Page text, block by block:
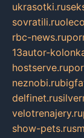
ukrasotki.ru
sovratili.ru
rbc-news.ru
13autor-
hostserve.ru
neznobi.ru
delfinet.ru
velotrenajery.ru
show-pets.ru